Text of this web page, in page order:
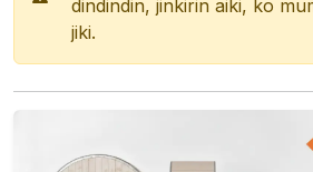
dindindin, jinkirin aiki, ko
jiki.